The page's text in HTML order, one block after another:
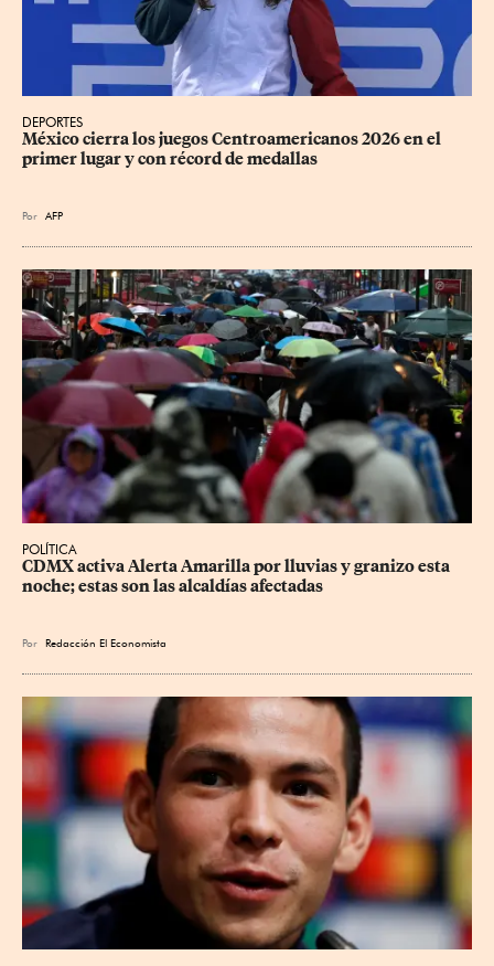
DEPORTES
México cierra los juegos Centroamericanos 2026 en el
primer lugar y con récord de medallas
Por AFP
POLÍTICA
CDMX activa Alerta Amarilla por lluvias y granizo esta
noche; estas son las alcaldías afectadas
Por Redacción El Economista